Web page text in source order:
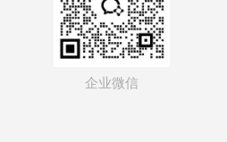
企业微信